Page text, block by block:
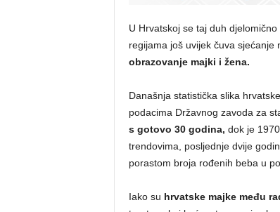
U Hrvatskoj se taj duh
regijama još uvijek čuva sjećanje
obrazovanje majki i žena.
Današnja statistička slika
podacima Državnog zavoda za
s gotovo 30 godina, dok je
trendovima, posljednje dvije
porastom broja rođenih beba u
Iako su hrvatske majke među